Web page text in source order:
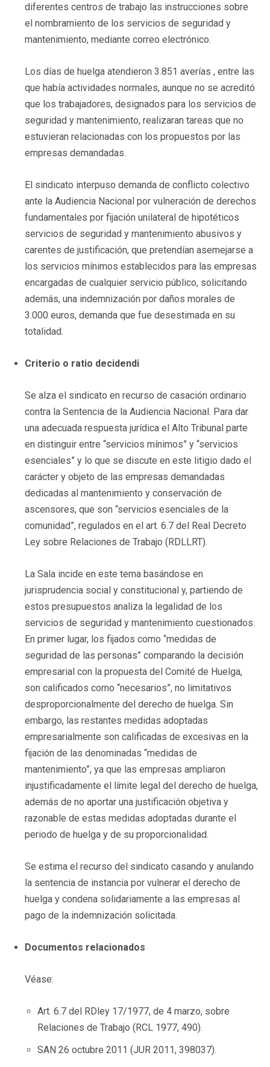
diferentes centros de trabajo las instrucciones sobre
el nombramiento de los servicios de seguridad y
mantenimiento, mediante correo electrónico.
Los días de huelga atendieron 3.851 averías , entre las
que había actividades normales, aunque no se acreditó
que los trabajadores, designados para los servicios de
seguridad y mantenimiento, realizaran tareas que no
estuvieran relacionadas con los propuestos por las
empresas demandadas.
El sindicato interpuso demanda de conflicto colectivo
ante la Audiencia Nacional por vulneración de derechos
fundamentales por fijación unilateral de hipotéticos
servicios de seguridad y mantenimiento abusivos y
carentes de justificación, que pretendían asemejarse a
los servicios mínimos establecidos para las empresas
encargadas de cualquier servicio público, solicitando
además, una indemnización por daños morales de
3.000 euros, demanda que fue desestimada en su
totalidad.
Criterio o ratio decidendi
Se alza el sindicato en recurso de casación ordinario
contra la Sentencia de la Audiencia Nacional. Para dar
una adecuada respuesta jurídica el Alto Tribunal parte
en distinguir entre “servicios mínimos” y “servicios
esenciales” y lo que se discute en este litigio dado el
carácter y objeto de las empresas demandadas
dedicadas al mantenimiento y conservación de
ascensores, que son “servicios esenciales de la
comunidad”, regulados en el art. 6.7 del Real Decreto
Ley sobre Relaciones de Trabajo (RDLLRT).
La Sala incide en este tema basándose en
jurisprudencia social y constitucional y, partiendo de
estos presupuestos analiza la legalidad de los
servicios de seguridad y mantenimiento cuestionados.
En primer lugar, los fijados como “medidas de
seguridad de las personas” comparando la decisión
empresarial con la propuesta del Comité de Huelga,
son calificados como “necesarios”, no limitativos
desproporcionalmente del derecho de huelga. Sin
embargo, las restantes medidas adoptadas
empresarialmente son calificadas de excesivas en la
fijación de las denominadas “medidas de
mantenimiento”, ya que las empresas ampliaron
injustificadamente el límite legal del derecho de huelga,
además de no aportar una justificación objetiva y
razonable de estas medidas adoptadas durante el
periodo de huelga y de su proporcionalidad.
Se estima el recurso del sindicato casando y anulando
la sentencia de instancia por vulnerar el derecho de
huelga y condena solidariamente a las empresas al
pago de la indemnización solicitada.
Documentos relacionados
Véase:
Art. 6.7 del RDley 17/1977, de 4 marzo, sobre
Relaciones de Trabajo (RCL 1977, 490).
SAN 26 octubre 2011 (JUR 2011, 398037).